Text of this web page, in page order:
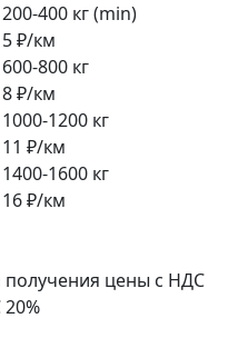
200-400 кг (min)
5 ₽/км
600-800 кг
8 ₽/км
1000-1200 кг
11 ₽/км
1400-1600 кг
16 ₽/км
цены с НДС